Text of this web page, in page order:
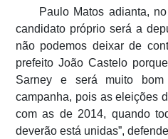
Paulo Matos adianta, no
candidato próprio será a
não podemos deixar de
prefeito João Castelo
Sarney e será muito
campanha, pois as eleições
com as de 2014, quando
deverão está unidas”,